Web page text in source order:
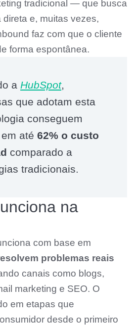
tradicional — que busca
e, muitas vezes,
faz com que o cliente
forma espontânea.
a HubSpot,
que adotam esta
conseguem
até 62% o custo
comparado a
tradicionais.
na
com base em
problemas reais
canais como blogs,
marketing e SEO. O
em etapas que
desde o primeiro